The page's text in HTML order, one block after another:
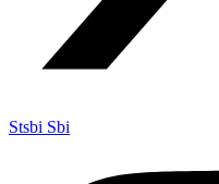
Stsbi Sbi